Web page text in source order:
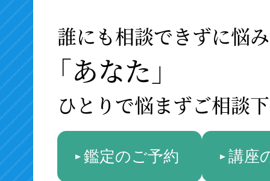
誰にも相談できずに悩
「あなた」
ひとりで悩まずご相談
鑑定のご予約 講座